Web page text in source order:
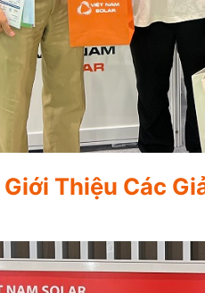
Giới Thiệu Các